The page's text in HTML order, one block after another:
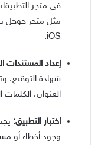
في متجر
iOS.
إعداد المستندات
شهادة التوقيع،
العنوان، الكلمات
اختبار التطبيق:
وجود أخطاء أو